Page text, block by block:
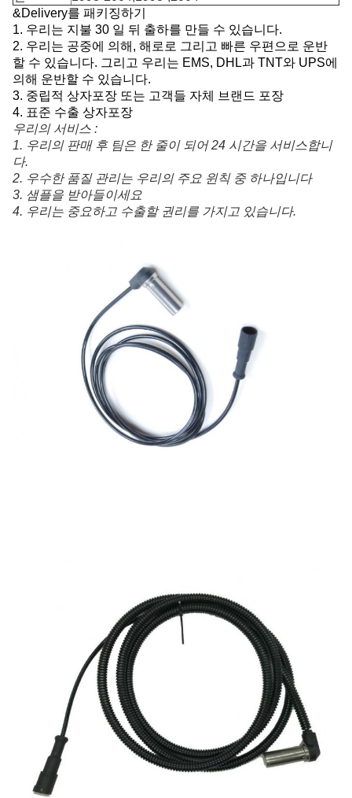
&Delivery를 패키징하기
1. 우리는 지불 30 일 뒤 출하를 만들 수 있습니다.
2. 우리는 공중에 의해, 해로로 그리고 빠른 우편으로 운반
할 수 있습니다. 그리고 우리는 EMS, DHL과 TNT와 UPS에
의해 운반할 수 있습니다.
3. 중립적 상자포장 또는 고객들 자체 브랜드 포장
4. 표준 수출 상자포장
우리의 서비스 :
1. 우리의 판매 후 팀은 한 줄이 되어 24 시간을 서비스합니
다.
2. 우수한 품질 관리는 우리의 주요 윈칙 중 하나입니다
3. 샘플을 받아들이세요
4. 우리는 중요하고 수출할 권리를 가지고 있습니다.